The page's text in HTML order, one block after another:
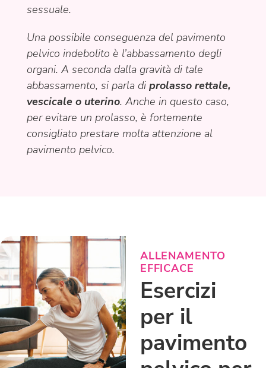
sessuale.
Una possibile conseguenza del pavimento
pelvico indebolito è l’abbassamento degli
organi. A seconda dalla gravità di tale
abbassamento, si parla di prolasso rettale,
vescicale o uterino. Anche in questo caso,
per evitare un prolasso, è fortemente
consigliato prestare molta attenzione al
pavimento pelvico.
ALLENAMENTO
EFFICACE
Esercizi
per il
pavimento